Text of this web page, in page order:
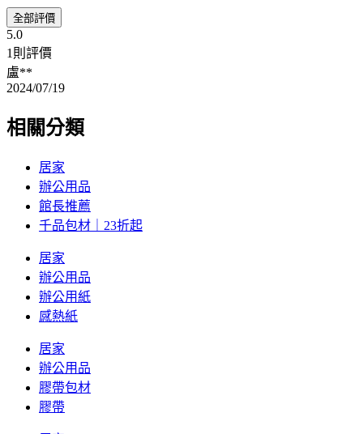
全部評價
5.0
1則評價
盧**
2024/07/19
相關分類
居家
辦公用品
館長推薦
千品包材｜23折起
居家
辦公用品
辦公用紙
感熱紙
居家
辦公用品
膠帶包材
膠帶